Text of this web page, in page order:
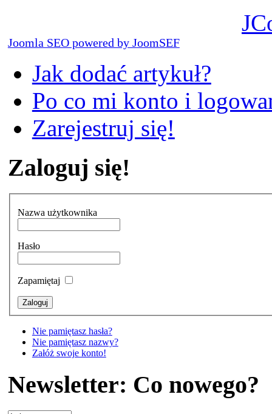
Joomla SEO powered by JoomSEF
Jak dodać artykuł?
Po co mi konto i
Zarejestruj się!
Zaloguj się!
Nazwa użytkownika
Hasło
Zapamiętaj
Nie pamiętasz hasła?
Nie pamiętasz nazwy?
Załóż swoje konto!
Newsletter: Co nowego?